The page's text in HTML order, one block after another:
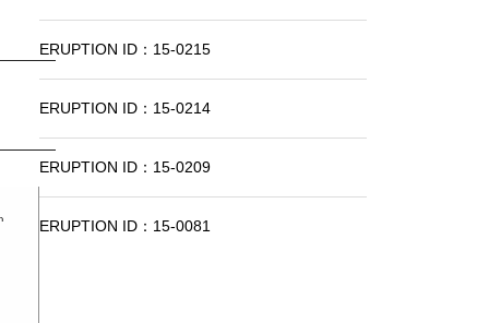
ERUPTION ID：15-0215
ERUPTION ID：15-0214
ERUPTION ID：15-0209
ERUPTION ID：15-0081